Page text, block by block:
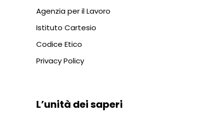
Agenzia per il Lavoro
Istituto Cartesio
Codice Etico
Privacy Policy
L’unità dei saperi